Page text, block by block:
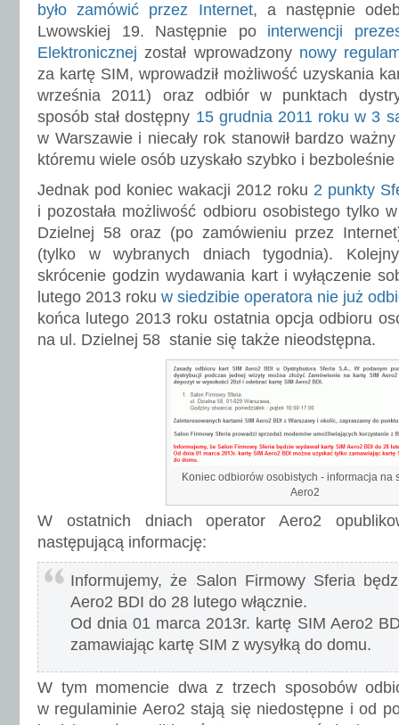
było zamówić przez Internet, a następnie
Lwowskiej 19. Następnie po interwencji
Elektronicznejzostał wprowadzony nowy
za kartę SIM, wprowadził możliwość uzyskania
września 2011) oraz odbiór w punktach
sposób stał dostępny 15 grudnia 2011 roku w 3
w Warszawie i niecały rok stanowił bardzo
któremu wiele osób uzyskało szybko i
Jednak pod koniec wakacji 2012 roku 2 punkty
i pozostała możliwość odbioru osobistego tylko
Dzielnej 58 oraz (po zamówieniu przez
(tylko w wybranych dniach tygodnia).
skrócenie godzin wydawania kart i wyłączenie
lutego 2013 roku w siedzibie operatora nie już
końca lutego 2013 roku ostatnia opcja odbioru
na ul. Dzielnej 58 stanie się także nieodstępna.
Koniec odbiorów osobistych - informacja na
Aero2
W ostatnich dniach operator Aero2
następującą informację:
Informujemy, że Salon Firmowy Sferia
Aero2 BDI do 28 lutego włącznie.
Od dnia 01 marca 2013r. kartę SIM Aero2
zamawiając kartę SIM z wysyłką do domu.
W tym momencie dwa z trzech sposobów
w regulaminie Aero2 stają się niedostępne i od